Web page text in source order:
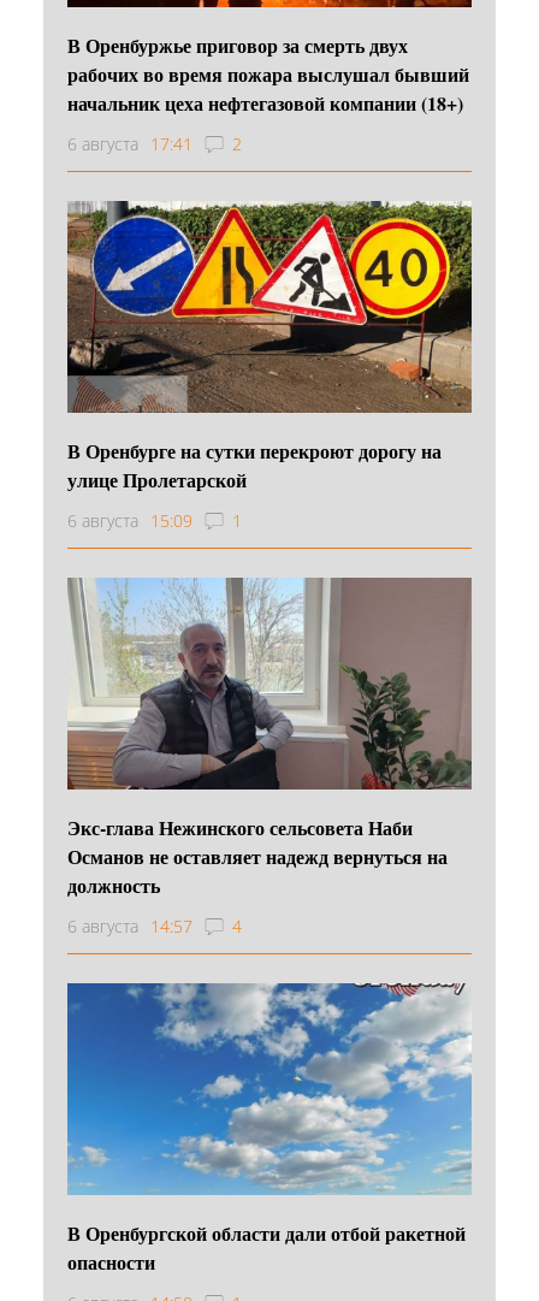
В Оренбуржье приговор за смерть двух
рабочих во время пожара выслушал бывший
начальник цеха нефтегазовой компании (18+)
6 августа 17:41 2
В Оренбурге на сутки перекроют дорогу на
улице Пролетарской
6 августа 15:09 1
Экс-глава Нежинского сельсовета Наби
Османов не оставляет надежд вернуться на
должность
6 августа 14:57 4
В Оренбургской области дали отбой ракетной
опасности